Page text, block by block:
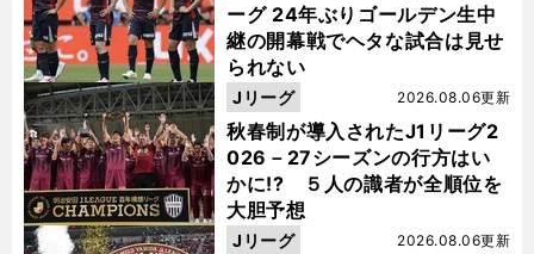
ーグ 24年ぶりゴールデン生中
継の開幕戦でヘタな試合は見せ
られない
秋春制が導入されたJ1リーグ2
026－27シーズンの行方はい
かに!? ５人の識者が全順位を
大胆予想
2026.08.06更新
Jリーグ
2026.08.06更新
Jリーグ